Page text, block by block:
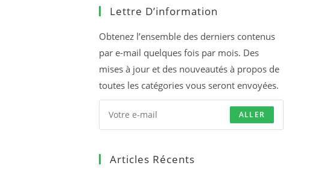
nouvel
Lettre D’information
Obtenez l’ensemble des derniers contenus
par e-mail quelques fois par mois. Des
mises à jour et des nouveautés à propos de
toutes les catégories vous seront envoyées.
ALLER
Articles Récents